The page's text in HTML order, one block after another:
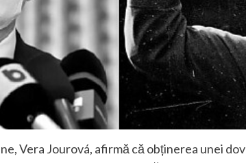
Vera Jourová, afirmă că obținerea unei